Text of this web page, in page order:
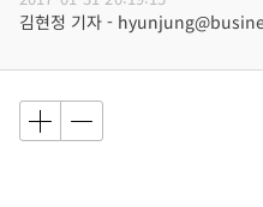
김현정 기자 -